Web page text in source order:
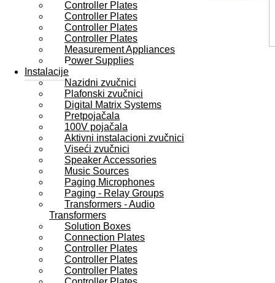
Controller Plates
Controller Plates
Controller Plates
Controller Plates
Measurement Appliances
Power Supplies
Instalacije
Nazidni zvučnici
Plafonski zvučnici
Digital Matrix Systems
Pretpojačala
100V pojačala
Aktivni instalacioni zvučnici
Viseći zvučnici
Speaker Accessories
Music Sources
Paging Microphones
Paging - Relay Groups
Transformers - Audio
Transformers
Solution Boxes
Connection Plates
Controller Plates
Controller Plates
Controller Plates